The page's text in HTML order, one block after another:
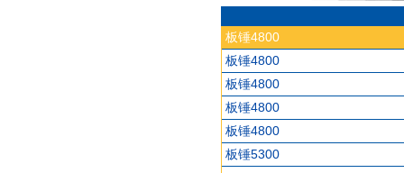
板锤4800
板锤4800
板锤4800
板锤4800
板锤4800
板锤5300